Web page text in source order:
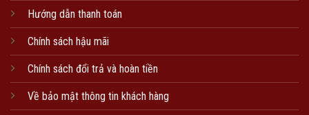
Hướng dẫn thanh toán
Chính sách hậu mãi
Chính sách đổi trả và hoàn tiền
Về bảo mật thông tin khách hàng